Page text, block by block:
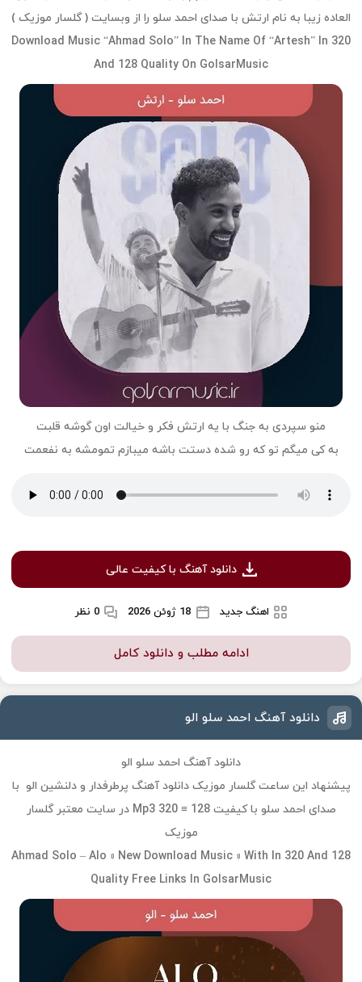
العاده زیبا به نام ارتش با صدای احمد سلو را از وبسایت ( گلسار موزیک )
Download Music “Ahmad Solo” In The Name Of “Artesh” In 320
And 128 Quality On GolsarMusic
منو سپردی به جنگ با یه ارتش فکر و خیالت اون گوشه قلبت
به کی میگم تو که رو شده دستت باشه میبازم تمومشه به نفعمت
دانلود آهنگ با کیفیت عالی
اهنگ جدید 18 ژوئن 2026 0 نظر
ادامه مطلب و دانلود کامل
دانلود آهنگ احمد سلو الو
دانلود آهنگ احمد سلو الو
پیشنهاد این ساعت گلسار موزیک دانلود آهنگ پرطرفدار و دلنشین الو با
صدای احمد سلو با کیفیت Mp3 320 ≡ 128 در سایت معتبر گلسار
موزیک
Ahmad Solo – Alo » New Download Music » With In 320 And 128
Quality Free Links In GolsarMusic